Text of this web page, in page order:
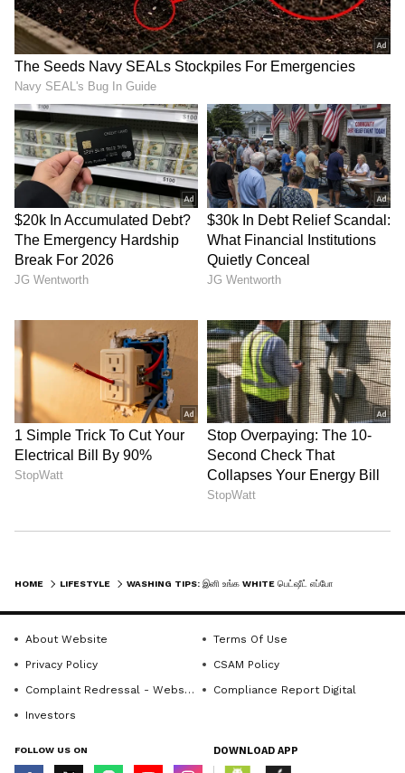
எச்சங்கள் நாளடைவில் காற்றில் உள்ள
தூசிகளுடன் சேர்ந்து வெள்ளை துணிகளை
மங்கலாகவும், சாம்பல் நிறமாகவும்
மாற்றிவிடுகின்றன.
இங்குதான் வெள்ளை வினிகரின் பங்கு
முக்கியத்துவம் பெறுகிறது. வினிகரில்
உள்ள லேசான அமிலத்தன்மை (Mild Acidity),
துணிகளில் படிந்திருக்கும் சோப்பு
எச்சங்களையும், கடின நீரால் ஏற்படும் தாது
படிவங்களையும் வேரோடு கரைத்து
போன வெள்ளை வேஷ்டிகளும், பள்ளி
சீருடைகளும் மீண்டும் தும்பை பூ போன்ற
பளிச்சென்ற வெண்மை நிறத்திற்குத்
திரும்புகின்றன.
HOME LIFESTYLE
About Website
Terms Of Use
Privacy Policy
CSAM Policy
Complaint Redressal - Website
Compliance Report Digital
Investors
FOLLOW US ON DOWNLOAD APP